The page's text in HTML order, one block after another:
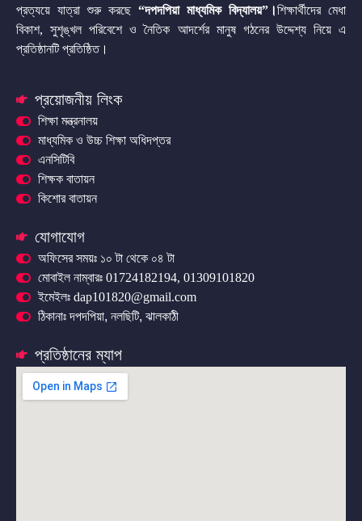
প্রত্যয়ে যাত্রা শুরু করছে “দপদপিয়া মাধ্যমিক বিদ্যালয়” ।শিক্ষার্থীদের মেধা
বিকাশ, সুশৃঙ্খল পরিবেশে ও নৈতিক আদর্শের মানুষ গঠনের উদ্দেশ্য নিয়ে এ
প্রতিষ্ঠানটি প্রতিষ্ঠিত।
প্রয়োজনীয় লিংক
শিক্ষা মন্ত্রনালয়
মাধ্যমিক ও উচ্চ শিক্ষা অধিদপ্তর
এনসিটিবি
শিক্ষক বাতায়ন
কিশোর বাতায়ন
যোগাযোগ
অফিসের সময়ঃ ১০ টা থেকে ০৪ টা
মোবাইল নাম্বারঃ 01724182194, 01309101820
ইমেইলঃ dap101820@gmail.com
ঠিকানাঃ দপদপিয়া, নলছিটি, ঝালকাঠী
প্রতিষ্ঠানের ম্যাপ